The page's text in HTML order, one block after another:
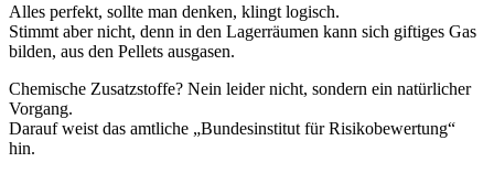
Alles perfekt, sollte man denken, klingt logisch.
Stimmt aber nicht, denn in den Lagerräumen kann sich giftiges Gas
bilden, aus den Pellets ausgasen.
Chemische Zusatzstoffe? Nein leider nicht, sondern ein natürlicher
Vorgang.
Darauf weist das amtliche „Bundesinstitut für Risikobewertung“
hin.